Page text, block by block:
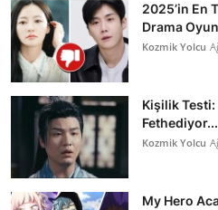
2025’in En
Drama
Kozmik Yolcu
Kişilik Testi:
Fethediyor...
Kozmik Yolcu
My Hero